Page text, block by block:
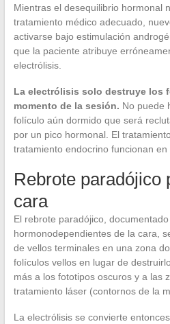
Mientras el desequilibrio hormonal
tratamiento médico adecuado,
activarse bajo estimulación
que la paciente atribuye
electrólisis.
La electrólisis solo destruye los
momento de la sesión. No puede
folículo aún dormido que será
por un pico hormonal. El
tratamiento endocrino funcionan en
Rebrote paradójico
cara
El rebrote paradójico,
hormonodependientes de la cara,
de vellos terminales en una zona
folículos vellos en lugar de
más a los fototipos oscuros y a las
tratamiento láser (contornos de la
La electrólisis se convierte